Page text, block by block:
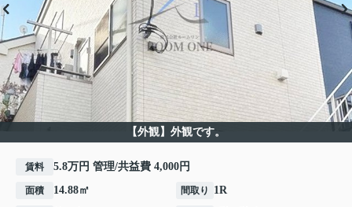
【外観】外観です。
賃料 5.8万円 管理/共益費 4,000円
面積 14.88㎡ 間取り 1R